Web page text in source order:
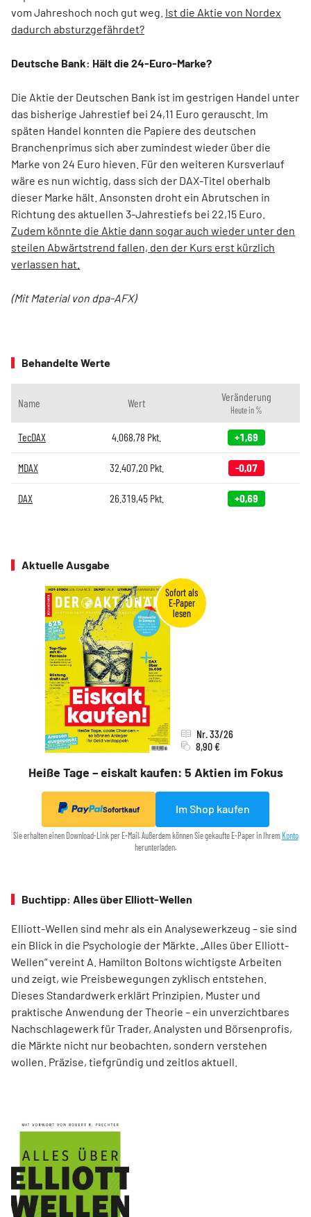
vom Jahreshoch noch gut weg. Ist die Aktie von Nordex
dadurch absturzgefährdet?
Deutsche Bank: Hält die 24-Euro-Marke?
Die Aktie der Deutschen Bank ist im gestrigen Handel unter
das bisherige Jahrestief bei 24,11 Euro gerauscht. Im
späten Handel konnten die Papiere des deutschen
Branchenprimus sich aber zumindest wieder über die
Marke von 24 Euro hieven. Für den weiteren Kursverlauf
wäre es nun wichtig, dass sich der DAX-Titel oberhalb
dieser Marke hält. Ansonsten droht ein Abrutschen in
Richtung des aktuellen 3-Jahrestiefs bei 22,15 Euro.
Zudem könnte die Aktie dann sogar auch wieder unter den
steilen Abwärtstrend fallen, den der Kurs erst kürzlich
verlassen hat.
(Mit Material von dpa-AFX)
Behandelte Werte
Name Wert Veränderung
Heute in %
TecDAX 4.068,78 Pkt. +1,69
MDAX 32.407,20Pkt. -0,07
DAX 26.319,45Pkt. +0,69
Aktuelle Ausgabe
Heiße Tage – eiskalt kaufen: 5 Aktien im Fokus
Nr. 33/26
8,90 €
Sofortkauf Im Shop kaufen
Sie erhalten einen Download-Link per E-Mail. Außerdem können Sie gekaufte E-Paper in IhremKonto
herunterladen.
Buchtipp: Alles über Elliott-Wellen
Elliott-Wellen sind mehr als ein Analysewerkzeug – sie sind
ein Blick in die Psychologie der Märkte. „Alles über Elliott-
Wellen“ vereint A. Hamilton Boltons wichtigste Arbeiten
und zeigt, wie Preisbewegungen zyklisch entstehen.
Dieses Standardwerk erklärt Prinzipien, Muster und
praktische Anwendung der Theorie – ein unverzichtbares
Nachschlagewerk für Trader, Analysten und Börsenprofis,
die Märkte nicht nur beobachten, sondern verstehen
wollen. Präzise, tiefgründig und zeitlos aktuell.